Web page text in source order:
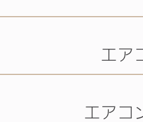
エア
エア